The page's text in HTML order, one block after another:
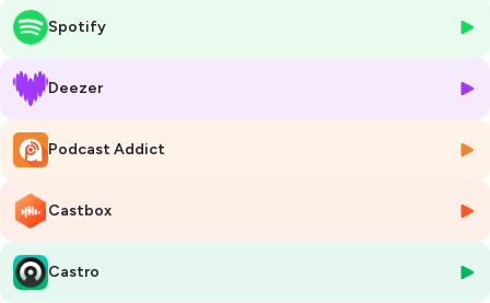
formation nationale annuelle du Pôle de Ressources pour l'Education
Artistique et Culturelle chanson francophone et musiques actuelles,
novembre 2025.
Hébergé par Ausha. Visitez
pour plus d'informations.
Spotify
Deezer
Podcast Addict
Castbox
Castro